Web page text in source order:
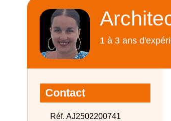
1 à 3 ans
Contact
Réf. AJ2502200741